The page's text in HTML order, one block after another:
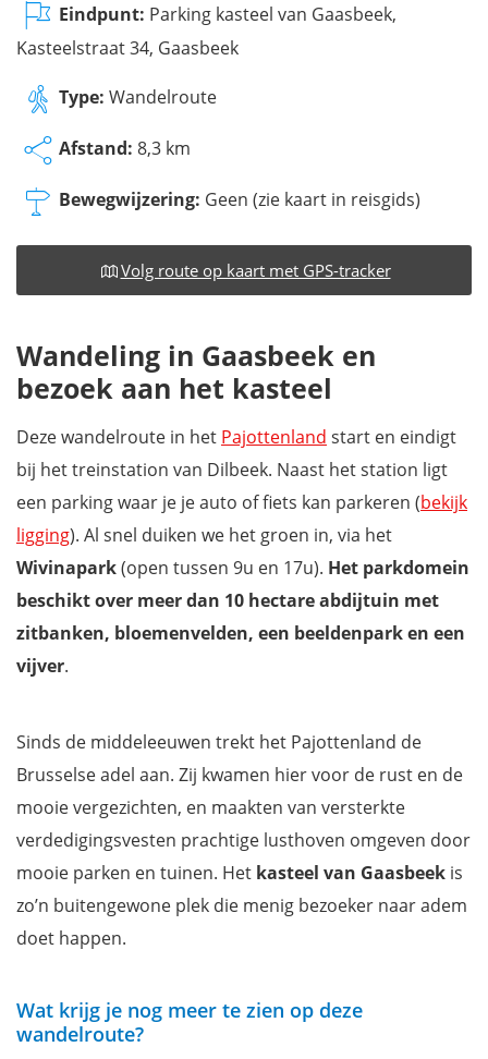
Eindpunt: Parking kasteel van Gaasbeek,
Kasteelstraat 34, Gaasbeek
Type: Wandelroute
Afstand: 8,3 km
Bewegwijzering: Geen (zie kaart in reisgids)
Volg route op kaart met GPS-tracker
Wandeling in Gaasbeek en
bezoek aan het kasteel
Deze wandelroute in het Pajottenland start en eindigt
bij het treinstation van Dilbeek. Naast het station ligt
een parking waar je je auto of fiets kan parkeren (bekijk
ligging). Al snel duiken we het groen in, via het
Wivinapark(open tussen 9u en 17u). Het parkdomein
beschikt over meer dan 10 hectare abdijtuin met
zitbanken, bloemenvelden, een beeldenpark en een
vijver.
Sinds de middeleeuwen trekt het Pajottenland de
Brusselse adel aan. Zij kwamen hier voor de rust en de
mooie vergezichten, en maakten van versterkte
verdedigingsvesten prachtige lusthoven omgeven door
mooie parken en tuinen. Het kasteel van Gaasbeek is
zo’n buitengewone plek die menig bezoeker naar adem
doet happen.
Wat krijg je nog meer te zien op deze
wandelroute?